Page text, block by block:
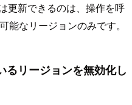
更新できるのは、操作を呼
能なリージョンのみです。
るリージョンを無効化し